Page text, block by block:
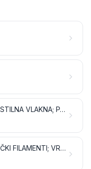
OSTALA BILJNA TEKSTILNA VLAKNA; PAPIRNA PREĐA I TKANINE OD PAPIRNE PREĐE
UMJETNI ILI SINTETIČKI FILAMENTI; VRPCE I SLIČNI OBLICI OD UMJETNIH ILI SINTETIČKIH TEKSTILNIH MATERIJALA